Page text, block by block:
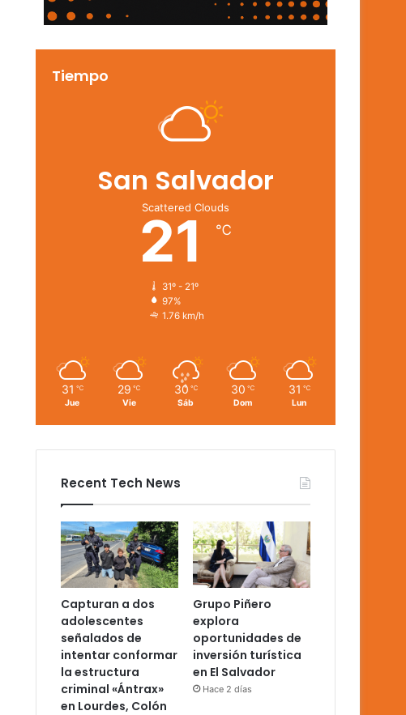
Tiempo
San Salvador
Scattered Clouds
21 ℃
31º - 21º
97%
1.76 km/h
31 ℃
Jue
29 ℃
Vie
30 ℃
Sáb
30 ℃
Dom
31 ℃
Lun
Recent Tech News
Capturan a dos
adolescentes
señalados de
intentar conformar
la estructura
criminal «Ántrax»
en Lourdes, Colón
Grupo Piñero
explora
oportunidades de
inversión turística
en El Salvador
Hace 2 días